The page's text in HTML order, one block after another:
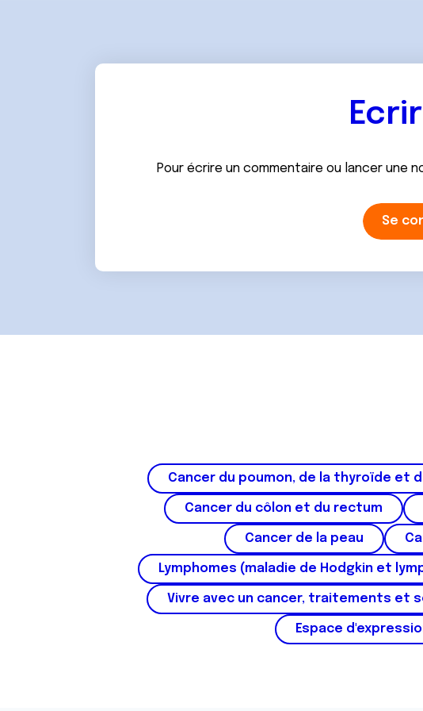
Pour écrire un commentaire ou lancer une
Se
Cancer du poumon, de la thyroïde et
Cancer du côlon et du rectum
Cancer de la peau
Lymphomes (maladie de Hodgkin et
Vivre avec un cancer, traitements et
Espace